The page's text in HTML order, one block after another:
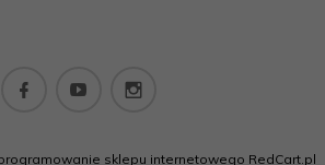
sklepu internetowego RedCart.pl